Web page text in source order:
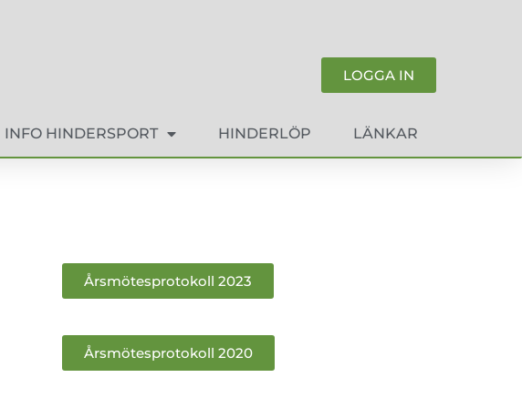
LOGGA IN
INFO HINDERSPORT HINDERLÖP LÄNKAR
Årsmötesprotokoll 2023
Årsmötesprotokoll 2020